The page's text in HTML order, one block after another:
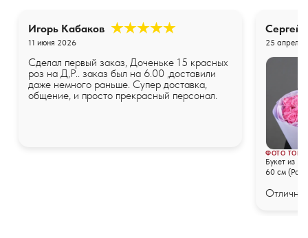
Игорь Кабаков
11 июня 2026
Сделал первый заказ, Доченьке 15 красных
роз на Д,Р.. заказ был на 6.00 ,доставили
даже немного раньше. Супер доставка,
общение, и просто прекрасный персонал.
Сергей
25 апреля
ФОТО
Букет из
60 см